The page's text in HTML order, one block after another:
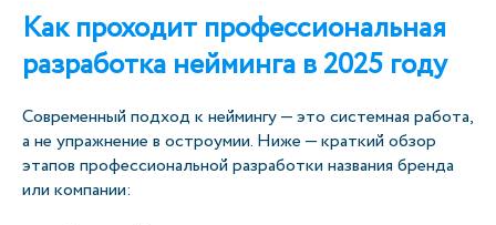
Как проходит профессиональная
разработка нейминга в 2025 году
Современный подход к неймингу — это системная работа,
а не упражнение в остроумии. Ниже — краткий обзор
этапов профессиональной разработки названия бренда
или компании: